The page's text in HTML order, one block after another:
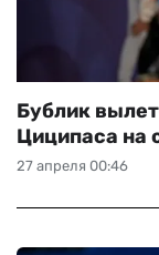
27 апреля 00:46
Бублик
Циципаса на